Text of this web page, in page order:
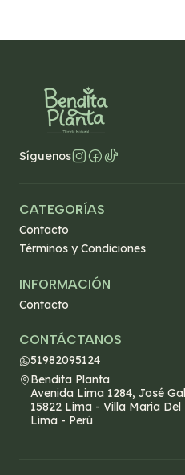
Síguenos
CATEGORÍAS
Contacto
Términos y Condiciones
INFORMACIÓN
Contacto
CONTÁCTANOS
51982095124
Bendita Planta
Avenida Lima 1284, José
15822 Lima - Villa Maria Del
Lima - Perú